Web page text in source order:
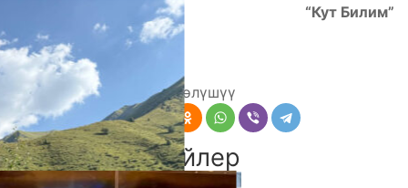
“Кут Билим”
Бөлүшүү
Комментарийлер